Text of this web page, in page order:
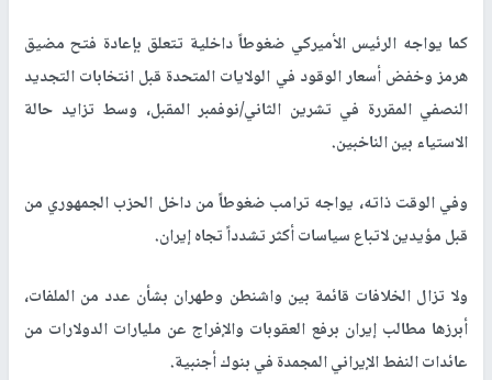
كما يواجه الرئيس الأميركي ضغوطاً داخلية تتعلق بإعادة فتح مضيق
هرمز وخفض أسعار الوقود في الولايات المتحدة قبل انتخابات التجديد
النصفي المقررة في تشرين الثاني/نوفمبر المقبل، وسط تزايد حالة
الاستياء بين الناخبين.
وفي الوقت ذاته، يواجه ترامب ضغوطاً من داخل الحزب الجمهوري من
قبل مؤيدين لاتباع سياسات أكثر تشدداً تجاه إيران.
ولا تزال الخلافات قائمة بين واشنطن وطهران بشأن عدد من الملفات،
أبرزها مطالب إيران برفع العقوبات والإفراج عن مليارات الدولارات من
عائدات النفط الإيراني المجمدة في بنوك أجنبية.